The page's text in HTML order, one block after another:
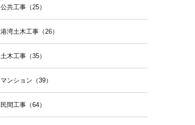
公共工事（25）
港湾土木工事（26）
土木工事（35）
マンション（39）
民間工事（64）